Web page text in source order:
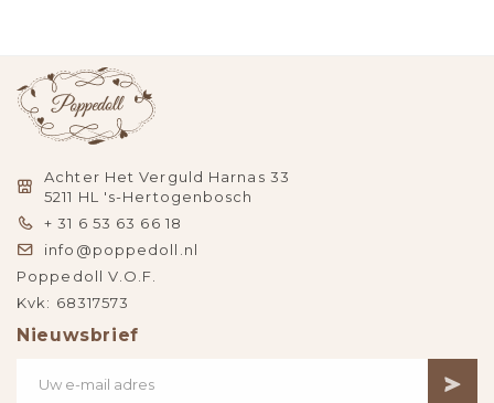
Achter Het Verguld Harnas 33
5211 HL 's-Hertogenbosch
+ 31 6 53 63 66 18
info@poppedoll.nl
Poppedoll V.O.F.
Kvk: 68317573
Nieuwsbrief